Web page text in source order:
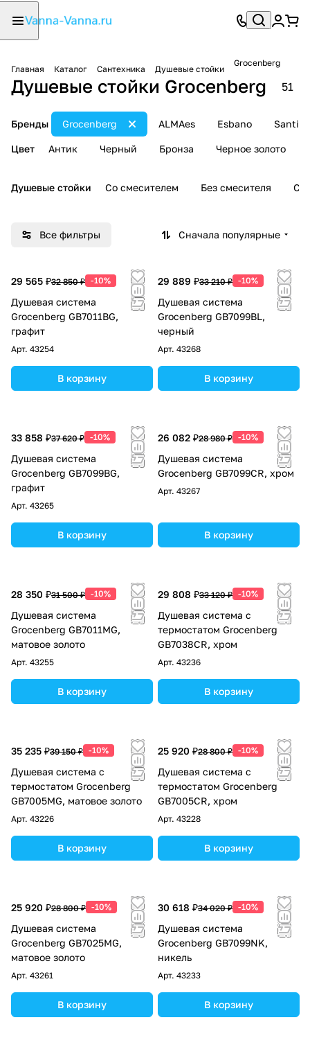
Главная Каталог Сантехника Душевые стойки
Grocenberg
Душевые стойки Grocenberg 51
Бренды ALMAes Esbano
Grocenberg
Цвет Антик Черный Бронза Черное золото
Душевые стойки Со смесителем Без смесителя С
Все фильтры Сначала популярные
29 565 ₽32 850 ₽ -10%
Душевая система
Grocenberg GB7011BG,
графит
Арт. 43254
В корзину
29 889 ₽33 210 ₽ -10%
Душевая система
Grocenberg GB7099BL,
черный
Арт. 43268
В корзину
33 858 ₽37 620 ₽ -10%
Душевая система
Grocenberg GB7099BG,
графит
Арт. 43265
В корзину
26 082 ₽28 980 ₽ -10%
Душевая система
Grocenberg GB7099CR, хром
Арт. 43267
В корзину
28 350 ₽31 500 ₽ -10%
Душевая система
Grocenberg GB7011MG,
матовое золото
Арт. 43255
В корзину
29 808 ₽33 120 ₽ -10%
Душевая система с
термостатом Grocenberg
GB7038CR, хром
Арт. 43236
В корзину
35 235 ₽39 150 ₽ -10%
Душевая система с
термостатом Grocenberg
GB7005MG, матовое золото
Арт. 43226
В корзину
25 920 ₽28 800 ₽ -10%
Душевая система с
термостатом Grocenberg
GB7005CR, хром
Арт. 43228
В корзину
25 920 ₽28 800 ₽ -10%
Душевая система
Grocenberg GB7025MG,
матовое золото
Арт. 43261
В корзину
30 618 ₽34 020 ₽ -10%
Душевая система
Grocenberg GB7099NK,
никель
Арт. 43233
В корзину